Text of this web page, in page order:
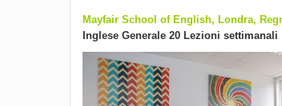
Mayfair School of English, Londra,
Inglese Generale 20 Lezioni settimanali